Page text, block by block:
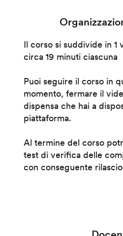
Il corso si suddivide in 1
circa 19 minuti ciascuna
Puoi seguire il corso in
momento, fermare il
dispensa che hai a
piattaforma.
Al termine del corso
test di verifica delle
con conseguente